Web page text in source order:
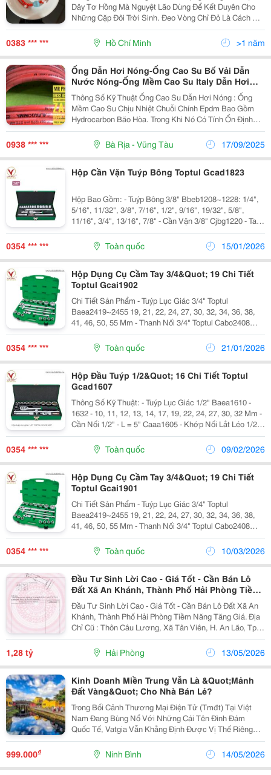
Dây Tơ Hồng Mà Nguyệt Lão Dùng Để Kết Duyên Cho
Những Cặp Đôi Trời Sinh. Đeo Vòng Chỉ Đỏ Là Cách Âm
Thầm Cầu Chúc Cho Một Tình Yêu Đẹp, Lâu Bền. Đeo
Chỉ Đỏ &Ndash; Đợi Người Có Duyên Tại Nguyệt Tâm
0383 *** *** Hồ Chí Minh >1 năm
Ống Dẫn Hơi Nóng-Ống Cao Su Bố Vải Dẫn
Nước Nóng-Ống Mềm Cao Su Italy Dẫn Hơi
Nóng-Ống Cao Su Kẽm Chịu Nhiệt-Ống Mềm
Steam Dẫn Hơi Nước Chịu Nhiệt-Ống Mềm
Steam Dẫn Hơi Nóng-Ống Dẫn Hơi Nóng
Alfagomma-Ống Dẫn Nhiệt Lò Hơi Nóng
Thông Số Kỹ Thuật Ống Cao Su Dẫn Hơi Nóng : Ống
Mềm Cao Su Chịu Nhiệt Chuỗi Chính Epdm Bao Gồm
Hydrocarbon Bão Hòa. Trong Khi Nó Có Tính Ổn Định
Hóa Học Tuyệt Vời. Do Đó, Cấu Trúc Phân Tử Đặc Biệt
Mang Lại Cho Nó Khả Năng Chịu Nhiệt, Lão Hóa Và...
0938 *** *** Bà Rịa - Vũng Tàu 17/09/2025
Hộp Cần Vặn Tuýp Bông Toptul Gcad1823
Hộp Bao Gồm: - Tuýp Bông 3/8" Bbeb1208~1228: 1/4",
5/16", 11/32", 3/8", 7/16", 1/2", 9/16", 19/32", 5/8",
11/16", 3/4", 13/16", 7/8" - Cần Vặn 3/8" Cjbg1220 - Tay
Vặn Xiết Lực Lắt Léo Cfac1210 - Cần Nối Dài 3/8"
Caaa1203 &Amp; 1206: 3" &Amp;...
0354 *** *** Toàn quốc 15/01/2026
Hộp Dụng Cụ Cầm Tay 3/4&Quot; 19 Chi Tiết
Toptul Gcai1902
Chi Tiết Sản Phẩm - Tuýp Lục Giác 3/4" Toptul
Baea2419~2455 19, 21, 22, 24, 27, 30, 32, 34, 36, 38,
41, 46, 50, 55 Mm - Thanh Nối 3/4" Toptul Cabo2408
&Amp; 2416 - 8" &Amp; 16" (L) - Khớp Nối Lắt Léo
Toptul Caha24A0 - Tay Vặn Xiết Lực Chữ T Toptul...
0354 *** *** Toàn quốc 21/01/2026
Hộp Đầu Tuýp 1/2&Quot; 16 Chi Tiết Toptul
Gcad1607
Thông Số Kỹ Thuật: - Tuýp Lục Giác 1/2" Baea1610 -
1632 - 10, 11, 12, 13, 14, 17, 19, 22, 24, 27, 30, 32 Mm -
Cần Nối 1/2" - L = 5" Caaa1605 - Khớp Nối Lắt Léo 1/2" -
Caha1678 - Cần Xiết Chữ T 1/2" Ctck1630 - Cần Xiết
Lực 1/2" 36 Răng Cjbg1627 -...
0354 *** *** Toàn quốc 09/02/2026
Hộp Dụng Cụ Cầm Tay 3/4&Quot; 19 Chi Tiết
Toptul Gcai1901
Chi Tiết Sản Phẩm - Tuýp Lục Giác 3/4" Toptul
Baea2419~2455 19, 21, 22, 24, 27, 30, 32, 34, 36, 38,
41, 46, 50, 55 Mm - Thanh Nối 3/4" Toptul Cabo2408
&Amp; 2416 - 8" &Amp; 16" (L) - Khớp Nối Lắt Léo
Toptul Caha24A0 - Tay Vặn Xiết Lực Chữ T Toptul...
0354 *** *** Toàn quốc 10/03/2026
Đầu Tư Sinh Lời Cao - Giá Tốt - Cần Bán Lô
Đất Xã An Khánh, Thành Phố Hải Phòng Tiềm
Năng Tăng Giá.
Đầu Tư Sinh Lời Cao - Giá Tốt - Cần Bán Lô Đất Xã An
Khánh, Thành Phố Hải Phòng Tiềm Năng Tăng Giá. Địa
Chỉ Cũ : Thôn Câu Lương, Xã Tân Viên, H. An Lão, Tp.
Hải Phòng. ** Diện Tích: 95,5 M2 ** Giá Bán: 1Xxx - Dự
Án Ga Đường Sắt Lào Cai - Hp Cách...
1,28 tỷ Hải Phòng 13/05/2026
Kinh Doanh Miền Trung Vẫn Là &Quot;Mảnh
Đất Vàng&Quot; Cho Nhà Bán Lẻ?
Trong Bối Cảnh Thương Mại Điện Tử (Tmđt) Tại Việt
Nam Đang Bùng Nổ Với Những Cái Tên Đình Đám
Quốc Tế, Vatgia Vẫn Khẳng Định Được Vị Thế Riêng
Biệt Của Mình Như Một "Lão Làng" Đầy Kinh Nghiệm.
Đối Với Những Người Kinh Doanh Lâu Năm, Đây Không
Chỉ Là...
999.000₫ Ninh Bình 14/05/2026